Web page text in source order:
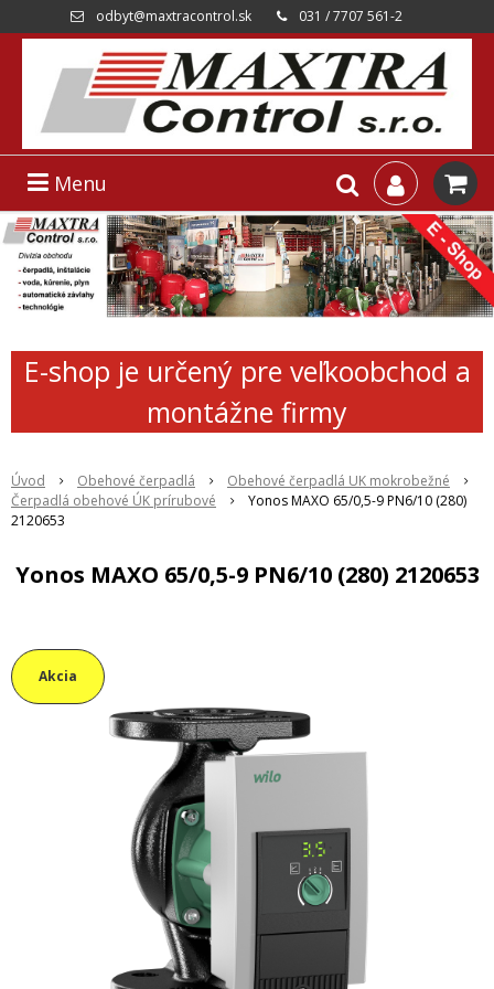
odbyt@maxtracontrol.sk 031 / 7707 561-2
Menu
E-shop je určený pre veľkoobchod a
montážne firmy
Úvod Obehové čerpadlá
Obehové čerpadlá UK mokrobežné
Čerpadlá obehové ÚK prírubové
Yonos MAXO 65/0,5-9 PN6/10 (280)
2120653
Yonos MAXO 65/0,5-9 PN6/10 (280) 2120653
Akcia